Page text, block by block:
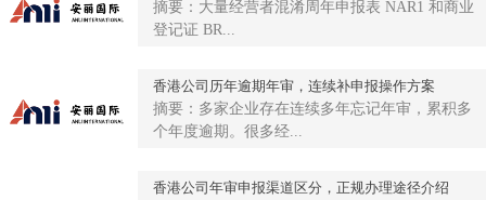
摘要：大量经营者混淆周年申报表 NAR1 和商业
登记证 BR...
香港公司历年逾期年审，连续补申报操作方案
摘要：多家企业存在连续多年忘记年审，累积多
个年度逾期。很多经...
香港公司年审申报渠道区分，正规办理途径介绍